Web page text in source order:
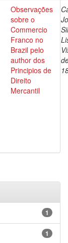
Observações
sobre o
Commercio
Franco no
Brazil pelo
author dos
Principios de
Direito
Mercantil
1
1